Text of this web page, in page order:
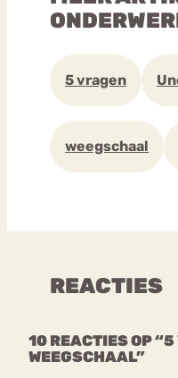
5 vragen
weegschaal
REACTIES
10 REACTIES OP “5
WEEGSCHAAL”